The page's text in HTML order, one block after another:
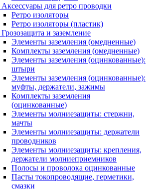
Аксессуары для ретро проводки
Ретро изоляторы
Ретро изоляторы (пластик)
Грозозащита и заземление
Элементы заземления (омедненные)
Комплекты заземления (омедненные)
Элементы заземления (оцинкованные):
штыри
Элементы заземления (оцинкованные):
муфты, держатели, зажимы
Комплекты заземления
(оцинкованные)
Элементы молниезащиты: стержни,
мачты
Элементы молниезащиты: держатели
проводников
Элементы молниезащиты: крепления,
держатели молниеприемников
Полосы и проволока оцинкованные
Пасты токопроводящие, герметики,
смазки